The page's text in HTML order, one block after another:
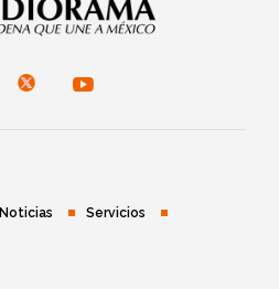
Noticias Servicios